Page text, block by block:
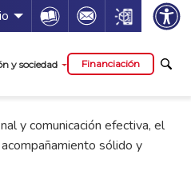
Icon Icon Icon
y sociedad Financiación
y comunicación efectiva, el
sólido y